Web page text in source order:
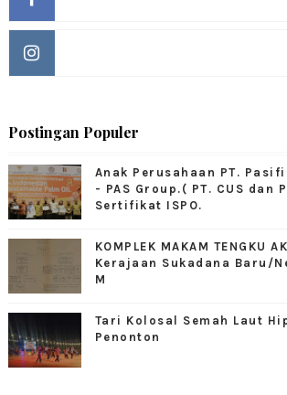
Postingan Populer
Anak Perusahaan PT.
- PAS Group.( PT. CUS dan
Sertifikat ISPO.
KOMPLEK MAKAM TENGKU
Kerajaan Sukadana Baru/
M
Tari Kolosal Semah Laut
Penonton